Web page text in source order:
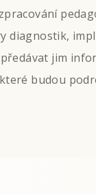
diagnostik,
jim
budou